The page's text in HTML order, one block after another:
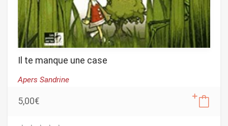
Il te manque une case
Apers Sandrine
5,00€